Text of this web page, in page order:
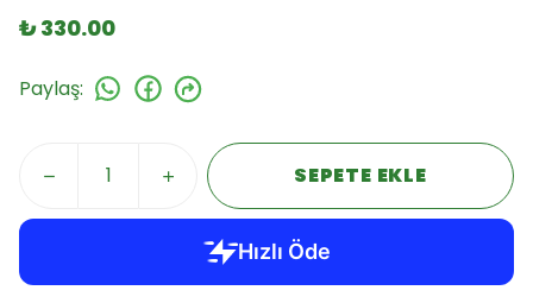
₺ 330.00
Paylaş:
SEPETE EKLE